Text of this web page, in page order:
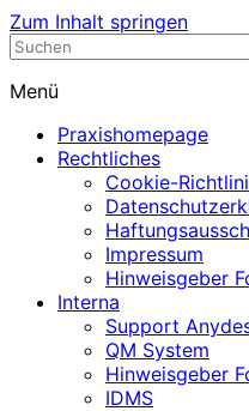
Zum Inhalt springen
Nephrologische Praxis mit
Menü
Praxishomepage
Rechtliches
Cookie-
Impressum
Hinweisgeber
Interna
Support
QM System
Hinweisgeber
IDMS